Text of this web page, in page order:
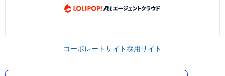
コーポレートサイト採用サイト